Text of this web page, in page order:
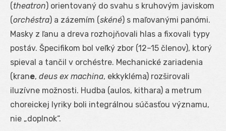
(theatron) orientovaný do svahu s kruhovým javiskom
(orchéstra) a zázemím (skéné) s maľovanými panómi.
Masky z ľanu a dreva rozhojňovali hlas a fixovali typy
postáv. Špecifikom bol veľký zbor (12–15 členov), ktorý
spieval a tančil v orchéstre. Mechanické zariadenia
(krane, deus ex machina, ekkykléma) rozširovali
iluzívne možnosti. Hudba (aulos, kithara) a metrum
choreickej lyriky boli integrálnou súčasťou významu,
nie „doplnok“.